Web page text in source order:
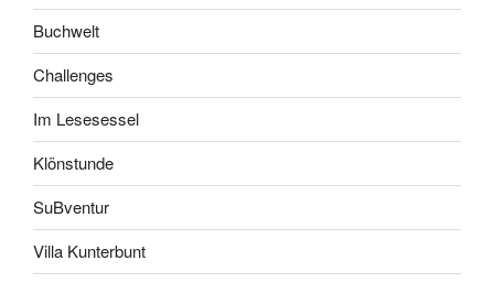
Buchwelt
Challenges
Im Lesesessel
Klönstunde
SuBventur
Villa Kunterbunt